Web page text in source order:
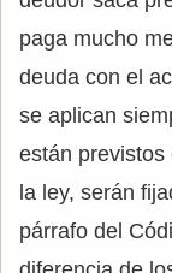
paga mucho
deuda con el
se aplican
están
la ley, serán
párrafo del